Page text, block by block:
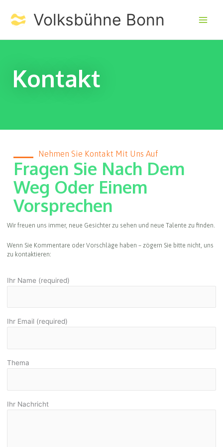
content
Volksbühne Bonn
Kontakt
Nehmen Sie Kontakt Mit Uns Auf
Fragen Sie Nach Dem
Weg Oder Einem
Vorsprechen
Wir freuen uns immer, neue Gesichter zu sehen und neue Talente zu finden.
Wenn Sie Kommentare oder Vorschläge haben – zögern Sie bitte nicht, uns
zu kontaktieren:
Ihr Name (required)
Ihr Email (required)
Thema
Ihr Nachricht